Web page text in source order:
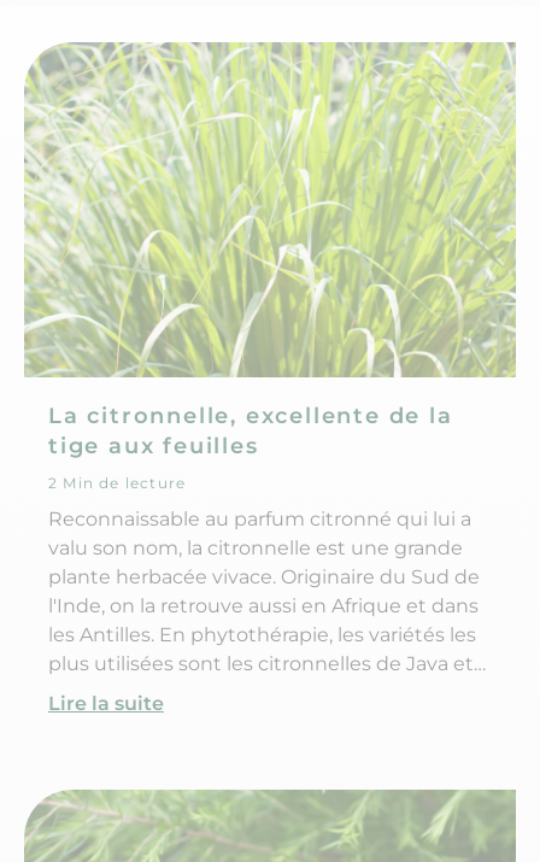
La citronnelle, excellente de la
tige aux feuilles
2 Min de lecture
Reconnaissable au parfum citronné qui lui a
valu son nom, la citronnelle est une grande
plante herbacée vivace. Originaire du Sud de
l'Inde, on la retrouve aussi en Afrique et dans
les Antilles. En phytothérapie, les variétés les
plus utilisées sont les citronnelles de Java et
de Madagascar.
Lire la suite